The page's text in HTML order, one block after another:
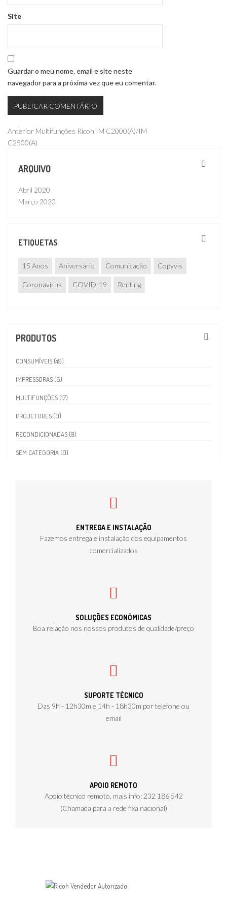
Site
Guardar o meu nome, email e site neste
navegador para a próxima vez que eu comentar.
Navegação
de
artigos
Publicação
anterior
Anterior Multifunções Ricoh IM C2000(A)/IM
C2500(A)
ARQUIVO
Abril 2020
Março 2020
ETIQUETAS
15 Anos Aniversário Comunicação Copyvis
Coronavírus COVID-19 Renting
PRODUTOS
CONSUMÍVEIS (49)
IMPRESSORAS (6)
MULTIFUNÇÕES (17)
PROJETORES (0)
RECONDICIONADAS (9)
SEM CATEGORIA (0)
ENTREGA E INSTALAÇÃO
Fazemos entrega e instalação dos equipamentos
comercializados
SOLUÇÕES ECONÓMICAS
Boa relação nos nossos produtos de qualidade/preço
SUPORTE TÉCNICO
Das 9h - 12h30m e 14h - 18h30m por telefone ou
email
APOIO REMOTO
Apoio técnico remoto, mais info: 232 186 542
(Chamada para a rede fixa nacional)